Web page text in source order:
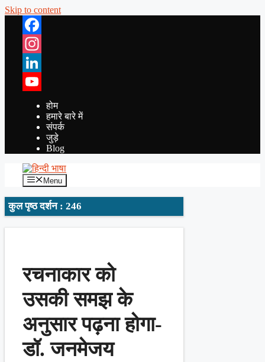
Skip to content
Facebook
Instagram
LinkedIn
YouTube
होम
हमारे बारे में
संपर्क
जुड़े
Blog
Menu
कुल पृष्ठ दर्शन : 246
रचनाकार को
उसकी समझ के
अनुसार पढ़ना होगा-
डॉ. जनमेजय